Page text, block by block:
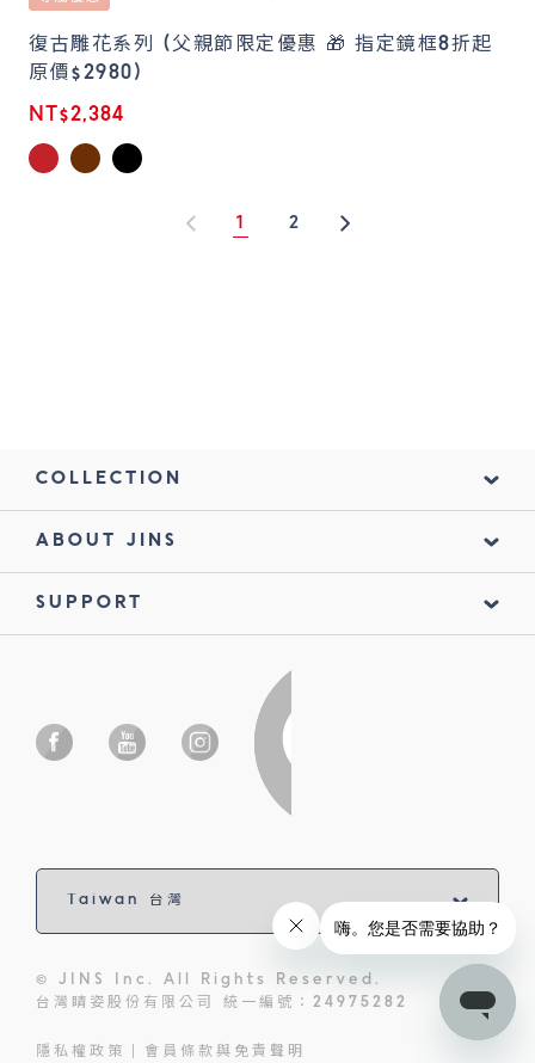
復古雕花系列 (父親節限定優惠 🎁 指定鏡框8折起
原價$2980)
NT$2,384
1 2
COLLECTION
ABOUT JINS
SUPPORT
© JINS Inc. All Rights Reserved.
台灣睛姿股份有限公司 統一編號：24975282
隱私權政策 會員條款與免責聲明